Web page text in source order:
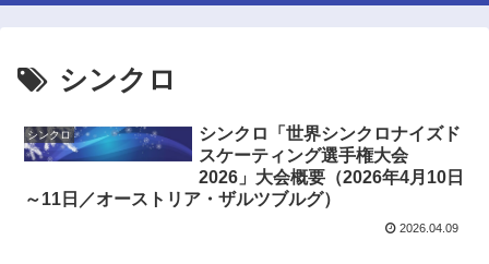
シンクロ
シンクロ
シンクロ「世界シンクロナイズド
スケーティング選手権大会
2026」大会概要（2026年4月10日
～11日／オーストリア・ザルツブルグ）
2026.04.09